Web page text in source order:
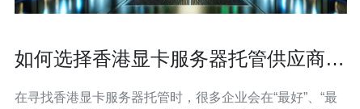
如何选择香港显卡服务器托管供应商保
在寻找香港显卡服务器托管时，很多企业会在“最好”、“最